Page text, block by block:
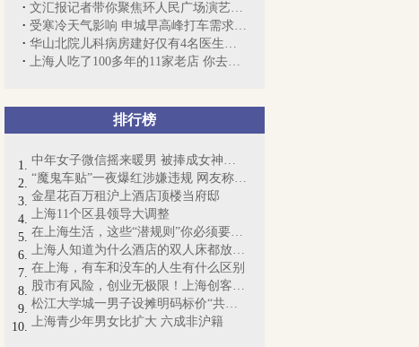
文汇报记者带你聚焦环人民广场演艺活力区
受寒冷天气影响 申城早高峰打车需求普遍上升
华山北院儿科病房建好仅有4名医生，如何...
上海人吃了100多年的11家老店 你去过几家？
排行榜
中年女子微信摇来暖男 被捧成女神却丧命
“魔鬼车贴”一夜爆红涉嫌违规 网友称“...
金星花百万租沪上酒店顶楼当府邸
上海11个区县领导大调整
在上海生活，这些“潜规则”你必须要懂！
上海人知道为什么酒店的双人床都放4个枕...
在上海，有车和没车的人生有什么区别
股市有风险，创业无极限！上海创客梦想起航
松江大学城一男子设摊明码标价“共享女友...
上海青少年男女比扩大 六成非沪籍